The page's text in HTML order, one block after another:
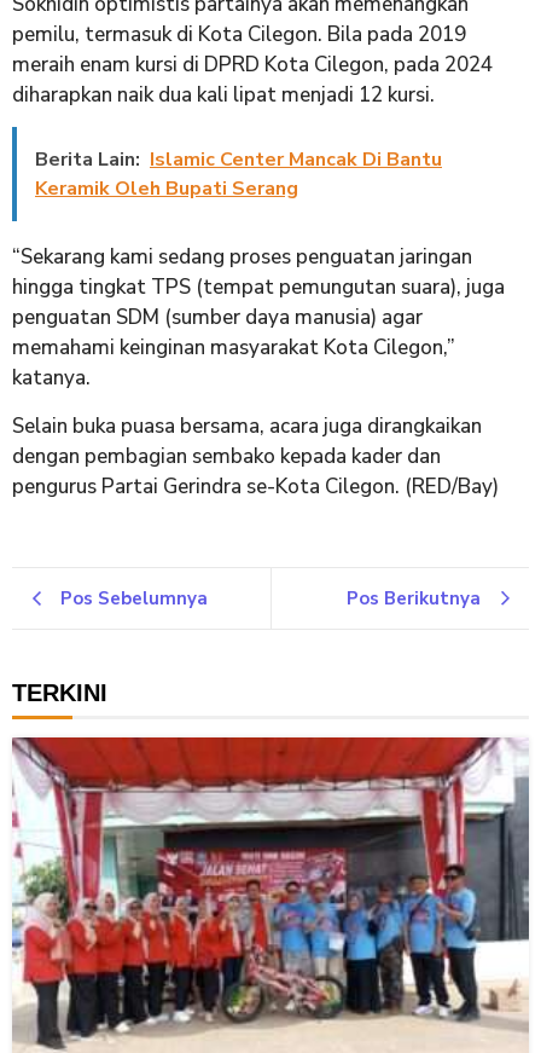
pemilu, termasuk di Kota Cilegon. Bila pada 2019
meraih enam kursi di DPRD Kota Cilegon, pada 2024
diharapkan naik dua kali lipat menjadi 12 kursi.
Berita Lain: Islamic Center Mancak Di Bantu
Keramik Oleh Bupati Serang
“Sekarang kami sedang proses penguatan jaringan
hingga tingkat TPS (tempat pemungutan suara), juga
penguatan SDM (sumber daya manusia) agar
memahami keinginan masyarakat Kota Cilegon,”
katanya.
Selain buka puasa bersama, acara juga dirangkaikan
dengan pembagian sembako kepada kader dan
pengurus Partai Gerindra se-Kota Cilegon. (RED/Bay)
Pos Sebelumnya Pos Berikutnya
TERKINI